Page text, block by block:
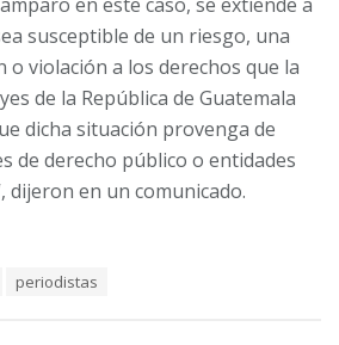
susceptible de un riesgo, una
o violación a los derechos que la
de la República de Guatemala
dicha situación provenga de
de derecho público o entidades
dijeron en un comunicado.
periodistas